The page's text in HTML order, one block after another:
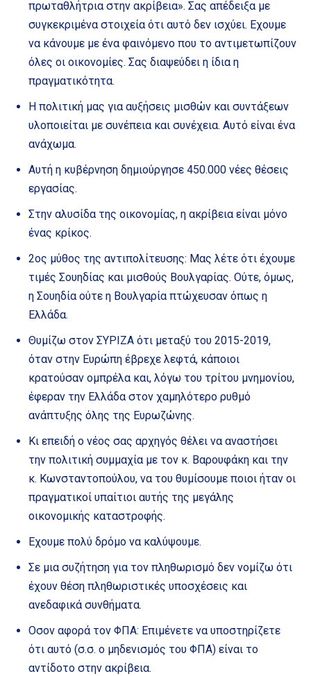
πρωταθλήτρια στην ακρίβεια». Σας απέδειξα με
συγκεκριμένα στοιχεία ότι αυτό δεν ισχύει. Εχουμε
να κάνουμε με ένα φαινόμενο που το αντιμετωπίζουν
όλες οι οικονομίες. Σας διαψεύδει η ίδια η
πραγματικότητα.
Η πολιτική μας για αυξήσεις μισθών και συντάξεων
υλοποιείται με συνέπεια και συνέχεια. Αυτό είναι ένα
ανάχωμα.
Αυτή η κυβέρνηση δημιούργησε 450.000 νέες θέσεις
εργασίας.
Στην αλυσίδα της οικονομίας, η ακρίβεια είναι μόνο
ένας κρίκος.
2ος μύθος της αντιπολίτευσης: Μας λέτε ότι έχουμε
τιμές Σουηδίας και μισθούς Βουλγαρίας. Ούτε, όμως,
η Σουηδία ούτε η Βουλγαρία πτώχευσαν όπως η
Ελλάδα.
Θυμίζω στον ΣΥΡΙΖΑ ότι μεταξύ του 2015-2019,
όταν στην Ευρώπη έβρεχε λεφτά, κάποιοι
κρατούσαν ομπρέλα και, λόγω του τρίτου μνημονίου,
έφεραν την Ελλάδα στον χαμηλότερο ρυθμό
ανάπτυξης όλης της Ευρωζώνης.
Κι επειδή ο νέος σας αρχηγός θέλει να αναστήσει
την πολιτική συμμαχία με τον κ. Βαρουφάκη και την
κ. Κωνσταντοπούλου, να του θυμίσουμε ποιοι ήταν οι
πραγματικοί υπαίτιοι αυτής της μεγάλης
οικονομικής καταστροφής.
Εχουμε πολύ δρόμο να καλύψουμε.
Σε μια συζήτηση για τον πληθωρισμό δεν νομίζω ότι
έχουν θέση πληθωριστικές υποσχέσεις και
ανεδαφικά συνθήματα.
Οσον αφορά τον ΦΠΑ: Επιμένετε να υποστηρίζετε
ότι αυτό (σ.σ. ο μηδενισμός του ΦΠΑ) είναι το
αντίδοτο στην ακρίβεια.